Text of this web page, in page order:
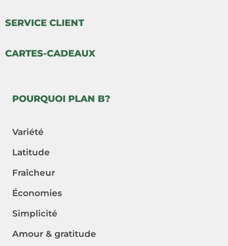
SERVICE CLIENT
CARTES-CADEAUX
POURQUOI PLAN B?
Variété
Latitude
Fraîcheur
Économies
Simplicité
Amour & gratitude